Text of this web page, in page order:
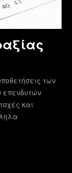
των
επενδυτών
και